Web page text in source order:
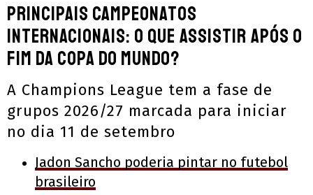
Principais campeonatos
internacionais: o que assistir após o
fim da Copa do Mundo?
A Champions League tem a fase de
grupos 2026/27 marcada para iniciar
no dia 11 de setembro
Jadon Sancho poderia pintar no futebol
brasileiro